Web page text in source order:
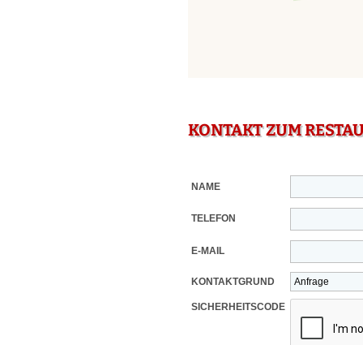
KONTAKT ZUM
NAME
TELEFON
E-MAIL
KONTAKTGRUND
SICHERHEITSCODE